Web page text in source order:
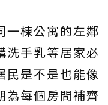
一棟公寓的左鄰
洗手乳等居家必
民是不是也能像
為每個房間補齊